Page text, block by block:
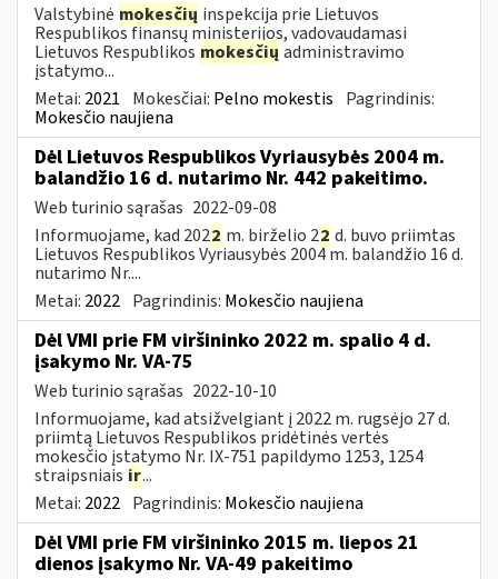
Valstybinė mokesčių inspekcija prie Lietuvos
Respublikos finansų ministerijos, vadovaudamasi
Lietuvos Respublikos mokesčių administravimo
įstatymo...
Metai: 2021 Mokesčiai: Pelno mokestis Pagrindinis:
Mokesčio naujiena
Dėl Lietuvos Respublikos Vyriausybės 2004 m.
balandžio 16 d. nutarimo Nr. 442 pakeitimo.
Web turinio sąrašas 2022-09-08
Informuojame, kad 2022 m. birželio 22 d. buvo priimtas
Lietuvos Respublikos Vyriausybės 2004 m. balandžio 16 d.
nutarimo Nr....
Metai: 2022 Pagrindinis: Mokesčio naujiena
Dėl VMI prie FM viršininko 2022 m. spalio 4 d.
įsakymo Nr. VA-75
Web turinio sąrašas 2022-10-10
Informuojame, kad atsižvelgiant į 2022 m. rugsėjo 27 d.
priimtą Lietuvos Respublikos pridėtinės vertės
mokesčio įstatymo Nr. IX-751 papildymo 1253, 1254
straipsniais ir...
Metai: 2022 Pagrindinis: Mokesčio naujiena
Dėl VMI prie FM viršininko 2015 m. liepos 21
dienos įsakymo Nr. VA-49 pakeitimo